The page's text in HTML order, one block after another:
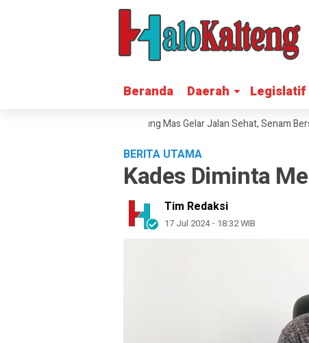
Beranda Daerah Legislatif
Beranda Daerah Legislatif
HUT RI ke-81, Polres Gunung Mas Gelar Jalan Sehat, Senam
BERITA UTAMA
Kades Diminta
Tim Redaksi
17 Jul 2024 - 18:32 WIB